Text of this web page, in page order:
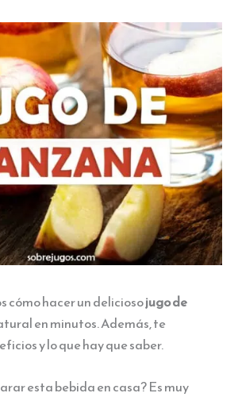
cómo hacer un deliciosojugo de
en minutos. Además, te
y lo que hay que saber.
esta bebida en casa? Es muy